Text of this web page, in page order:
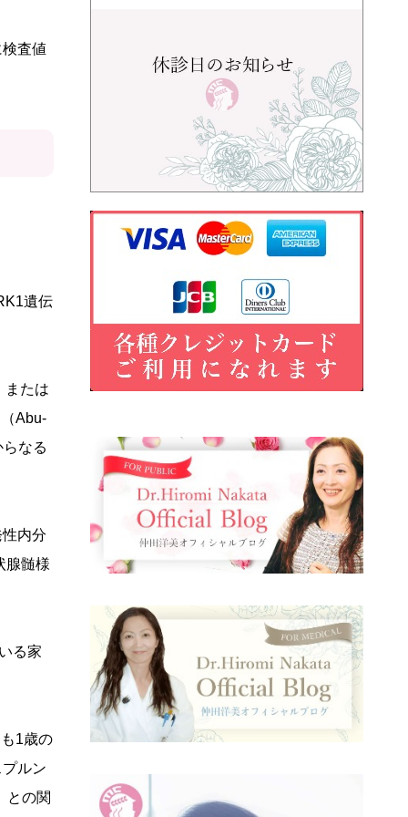
査値
遺伝
または
Abu-
なる
内分
腺髄様
る家
1歳の
ルン
との関